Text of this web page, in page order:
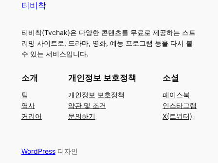
티비착
티비착(Tvchak)은 다양한 콘텐츠를 무료로 제공하는 스트
리밍 사이트로, 드라마, 영화, 예능 프로그램 등을 다시 볼
수 있는 서비스입니다.
소개
팀
역사
커리어
개인정보 보호정책
개인정보 보호정책
약관 및 조건
문의하기
소셜
페이스북
인스타그램
X(트위터)
WordPress디자인